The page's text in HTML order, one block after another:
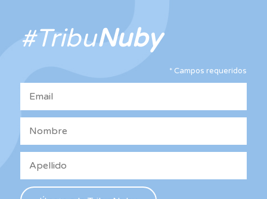
se
pueden
de
#TribuNuby
*Campos requeridos